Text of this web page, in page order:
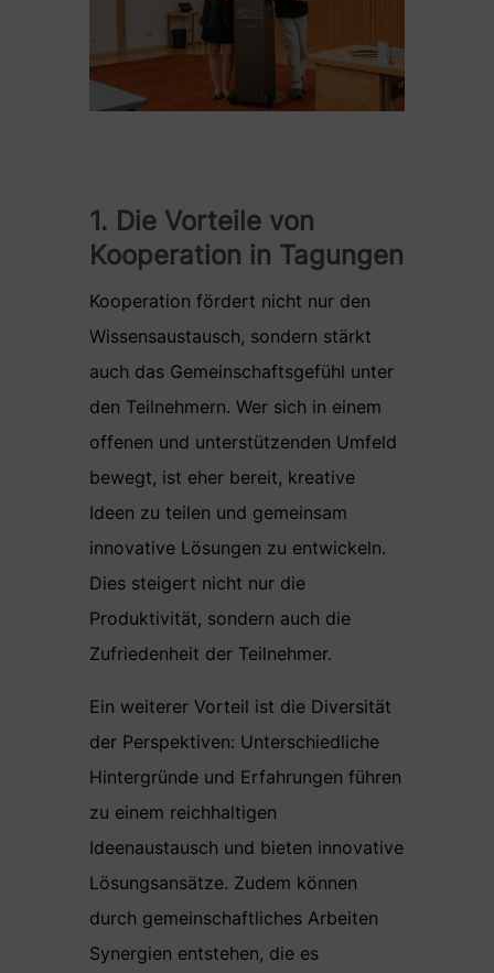
1. Die Vorteile von
Kooperation in Tagungen
Kooperation fördert nicht nur den
Wissensaustausch, sondern stärkt
auch das Gemeinschaftsgefühl unter
den Teilnehmern. Wer sich in einem
offenen und unterstützenden Umfeld
bewegt, ist eher bereit, kreative
Ideen zu teilen und gemeinsam
innovative Lösungen zu entwickeln.
Dies steigert nicht nur die
Produktivität, sondern auch die
Zufriedenheit der Teilnehmer.
Ein weiterer Vorteil ist die Diversität
der Perspektiven: Unterschiedliche
Hintergründe und Erfahrungen führen
zu einem reichhaltigen
Ideenaustausch und bieten innovative
Lösungsansätze. Zudem können
durch gemeinschaftliches Arbeiten
Synergien entstehen, die es